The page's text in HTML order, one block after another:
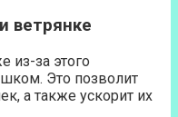
ветрянке
из-за этого
Это позволит
а также ускорит их